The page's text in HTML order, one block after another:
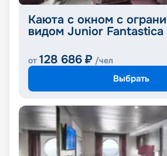
Каюта с окном с
видом Junior Fantastica
от 128 686 ₽ /чел
Выбрать